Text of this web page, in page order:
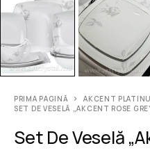
PRIMA PAGINĂ
AKCENT
SET DE VESELĂ „AKCENT ROSE
Set De Veselă